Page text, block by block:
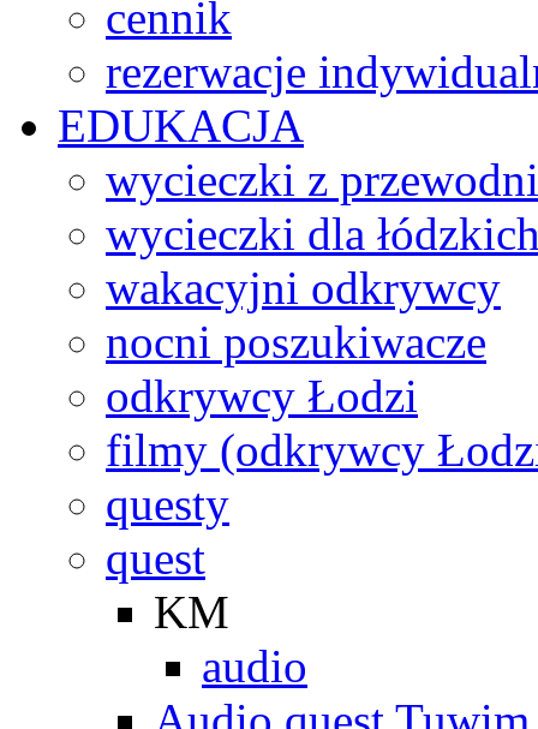
cennik
rezerwacje
EDUKACJA
wycieczki z
wycieczki dla
wakacyjni odkrywcy
nocni poszukiwacze
odkrywcy Łodzi
filmy (odkrywcy
questy
quest
KM
audio